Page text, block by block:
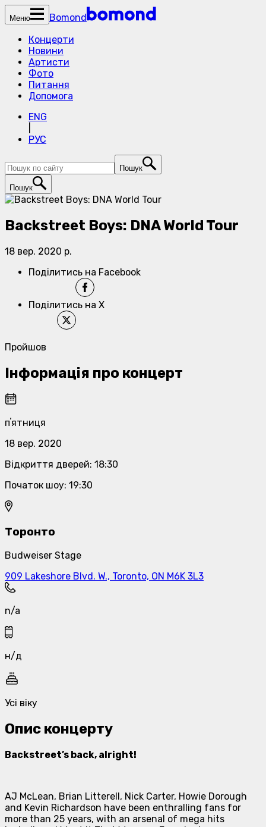
Меню
Bomond
Концерти
Новини
Артисти
Фото
Питання
Допомога
ENG
РУС
Пошук
Пошук
Backstreet Boys: DNA World Tour
18 вер. 2020 р.
Поділитись на Facebook
Поділитись на X
Пройшов
Інформація про концерт
пʼятниця
18 вер. 2020
Відкриття дверей: 18:30
Початок шоу: 19:30
Торонто
Budweiser Stage
909 Lakeshore Blvd. W., Toronto, ON M6K 3L3
n/a
н/д
Усі віку
Опис концерту
Backstreet’s back, alright!
AJ McLean, Brian Litterell, Nick Carter, Howie Dorough
and Kevin Richardson have been enthralling fans for
more than 25 years, with an arsenal of mega hits